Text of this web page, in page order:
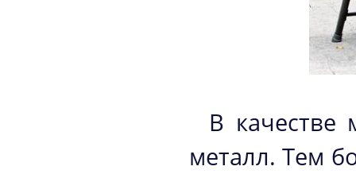
В качестве
металл. Тем